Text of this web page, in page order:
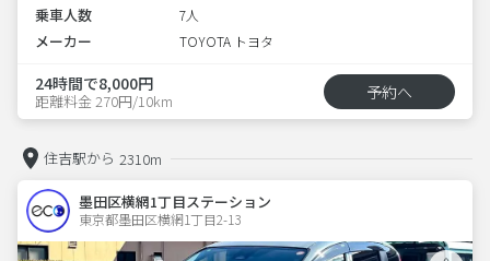
乗車人数 7人
メーカー TOYOTA トヨタ
24時間で8,000円
距離料金 270円/10km 予約へ
住吉駅から 2310m
墨田区横網1丁目ステーション
東京都墨田区横網1丁目2-13